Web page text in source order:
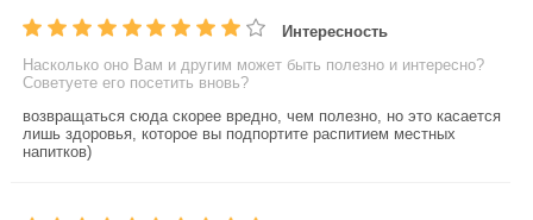
Интересность
Насколько оно Вам и другим может быть полезно и интересно?
Советуете его посетить вновь?
возвращаться сюда скорее вредно, чем полезно, но это касается
лишь здоровья, которое вы подпортите распитием местных
напитков)